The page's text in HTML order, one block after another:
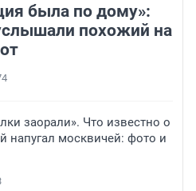
была по дому»:
похожий на
заорали». Что известно о
напугал москвичей: фото и